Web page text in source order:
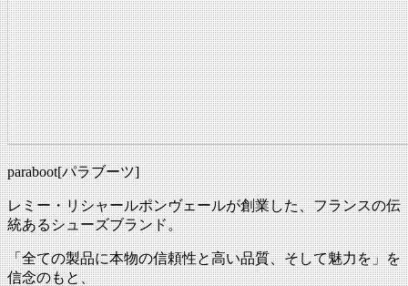
paraboot[パラブーツ]
レミー・リシャールポンヴェールが創業した、フランスの伝
統あるシューズブランド。
「全ての製品に本物の信頼性と高い品質、そして魅力を」を
信念のもと、